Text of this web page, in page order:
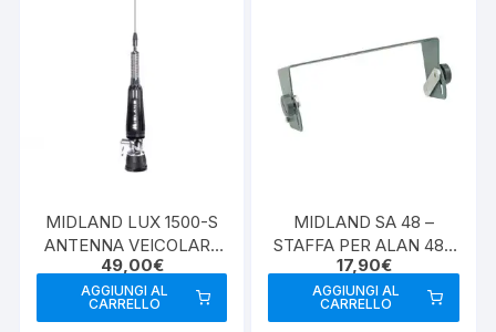
MIDLAND LUX 1500-S
ANTENNA VEICOLARE
CB
49,00€
AGGIUNGI AL
CARRELLO
MIDLAND SA 48 –
STAFFA PER ALAN 48 /
68
17,90€
AGGIUNGI AL
CARRELLO